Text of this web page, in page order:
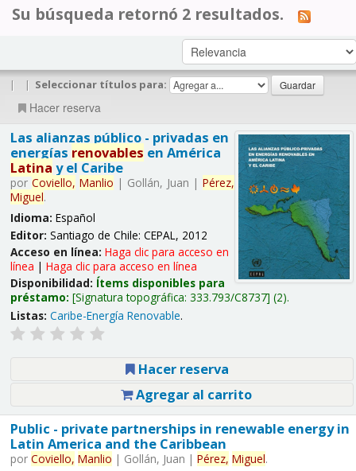
Su búsqueda retornó 2 resultados.
| | Seleccionar títulos para:
Hacer reserva
Las alianzas público - privadas en
energías renovables en América
Latina y el Caribe
por Coviello, Manlio | Gollán, Juan | Pérez,
Miguel.
Idioma: Español
Editor: Santiago de Chile: CEPAL, 2012
Acceso en línea: Haga clic para acceso en
línea | Haga clic para acceso en línea
Disponibilidad: Ítems disponibles para
préstamo: Signatura topográfica: 333.793/C8737 (2).
Listas: Caribe-Energía Renovable.
Hacer reserva
Agregar al carrito
Public - private partnerships in renewable energy in
Latin America and the Caribbean
por Coviello, Manlio | Gollán, Juan | Pérez, Miguel.